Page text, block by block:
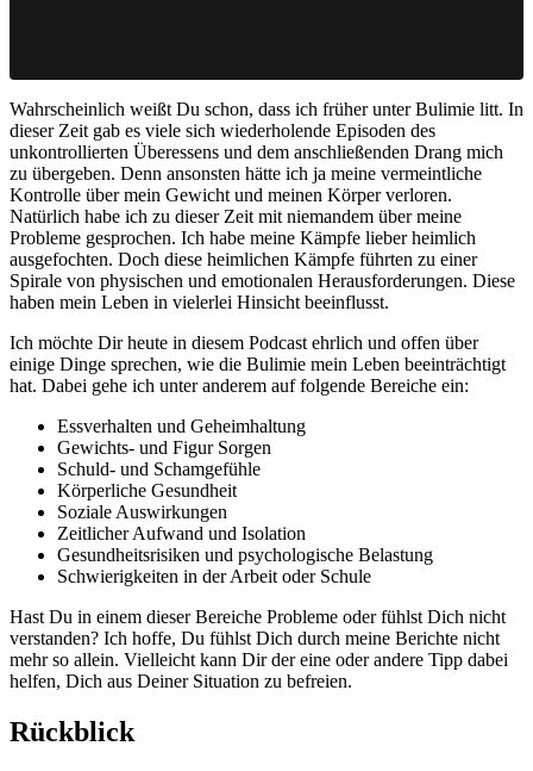
Wahrscheinlich weißt Du schon, dass ich früher unter Bulimie litt. In
dieser Zeit gab es viele sich wiederholende Episoden des
unkontrollierten Überessens und dem anschließenden Drang mich
zu übergeben. Denn ansonsten hätte ich ja meine vermeintliche
Kontrolle über mein Gewicht und meinen Körper verloren.
Natürlich habe ich zu dieser Zeit mit niemandem über meine
Probleme gesprochen. Ich habe meine Kämpfe lieber heimlich
ausgefochten. Doch diese heimlichen Kämpfe führten zu einer
Spirale von physischen und emotionalen Herausforderungen. Diese
haben mein Leben in vielerlei Hinsicht beeinflusst.
Ich möchte Dir heute in diesem Podcast ehrlich und offen über
einige Dinge sprechen, wie die Bulimie mein Leben beeinträchtigt
hat. Dabei gehe ich unter anderem auf folgende Bereiche ein:
Essverhalten und Geheimhaltung
Gewichts- und Figur Sorgen
Schuld- und Schamgefühle
Körperliche Gesundheit
Soziale Auswirkungen
Zeitlicher Aufwand und Isolation
Gesundheitsrisiken und psychologische Belastung
Schwierigkeiten in der Arbeit oder Schule
Hast Du in einem dieser Bereiche Probleme oder fühlst Dich nicht
verstanden? Ich hoffe, Du fühlst Dich durch meine Berichte nicht
mehr so allein. Vielleicht kann Dir der eine oder andere Tipp dabei
helfen, Dich aus Deiner Situation zu befreien.
Rückblick